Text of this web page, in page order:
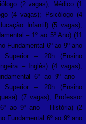
(2 vagas); Médico (1
(4 vagas); Psicólogo (4
Infantil) (5 vagas);
– 1º ao 5º Ano) (11
Fundamental 6º ao 9º ano
– 20h (Ensino
– Inglês) (4 vagas);
6º ao 9º ano –
Superior – 20h (Ensino
(7 vagas); Professor
ao 9º ano – História) (2
Fundamental 6º ao 9º ano